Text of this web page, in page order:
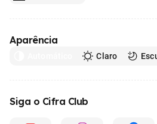
Aparência
Claro
Siga o Cifra Club